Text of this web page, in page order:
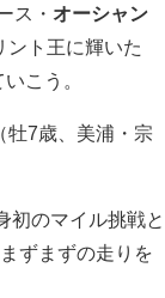
ス・ オーシャン
ント王に輝いた
こう。
牡7歳、美浦・宗
初のマイル挑戦と
ずまずの走りを